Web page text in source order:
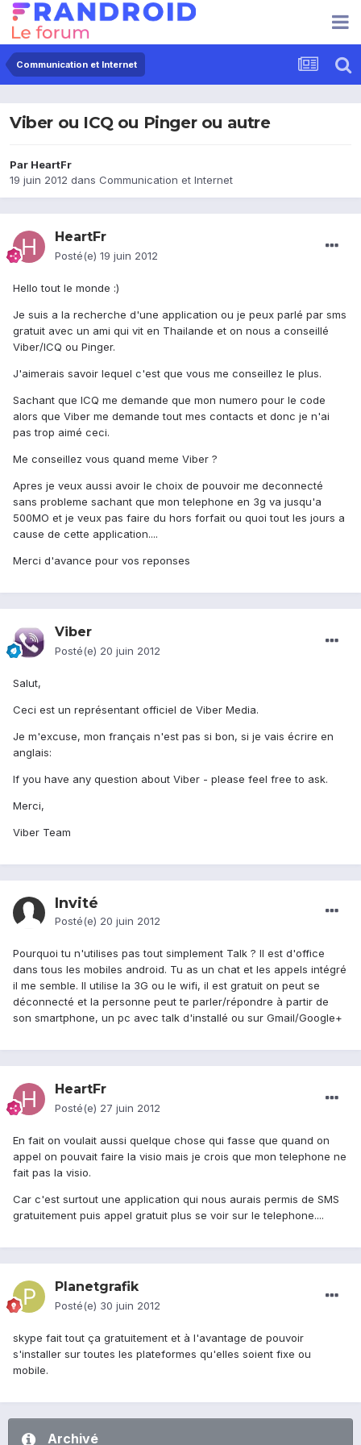
Communication et Internet
Viber ou ICQ ou Pinger ou autre
Par HeartFr
19 juin 2012 dans Communication et Internet
HeartFr
Posté(e) 19 juin 2012
Hello tout le monde :)
Je suis a la recherche d'une application ou je peux parlé par sms
gratuit avec un ami qui vit en Thailande et on nous a conseillé
Viber/ICQ ou Pinger.
J'aimerais savoir lequel c'est que vous me conseillez le plus.
Sachant que ICQ me demande que mon numero pour le code
alors que Viber me demande tout mes contacts et donc je n'ai
pas trop aimé ceci.
Me conseillez vous quand meme Viber ?
Apres je veux aussi avoir le choix de pouvoir me deconnecté
sans probleme sachant que mon telephone en 3g va jusqu'a
500MO et je veux pas faire du hors forfait ou quoi tout les jours a
cause de cette application....
Merci d'avance pour vos reponses
Viber
Posté(e) 20 juin 2012
Salut,
Ceci est un représentant officiel de Viber Media.
Je m'excuse, mon français n'est pas si bon, si je vais écrire en
anglais:
If you have any question about Viber - please feel free to ask.
Merci,
Viber Team
Invité
Posté(e) 20 juin 2012
Pourquoi tu n'utilises pas tout simplement Talk ? Il est d'office
dans tous les mobiles android. Tu as un chat et les appels intégré
il me semble. Il utilise la 3G ou le wifi, il est gratuit on peut se
déconnecté et la personne peut te parler/répondre à partir de
son smartphone, un pc avec talk d'installé ou sur Gmail/Google+
HeartFr
Posté(e) 27 juin 2012
En fait on voulait aussi quelque chose qui fasse que quand on
appel on pouvait faire la visio mais je crois que mon telephone ne
fait pas la visio.
Car c'est surtout une application qui nous aurais permis de SMS
gratuitement puis appel gratuit plus se voir sur le telephone....
Planetgrafik
Posté(e) 30 juin 2012
skype fait tout ça gratuitement et à l'avantage de pouvoir
s'installer sur toutes les plateformes qu'elles soient fixe ou
mobile.
Archivé